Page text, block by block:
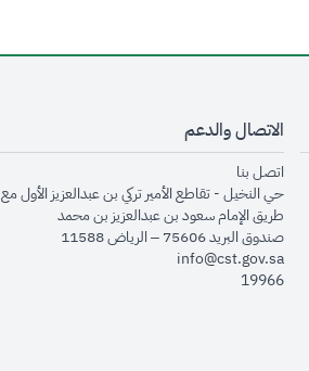
opens in new
الاتصال والدعم
اتصل بنا
حي النخيل - تقاطع الأمير تركي بن عبدالعزيز الأول مع
طريق الإمام سعود بن عبدالعزيز بن محمد
صندوق البريد 75606 – الرياض 11588
info@cst.gov.sa
19966